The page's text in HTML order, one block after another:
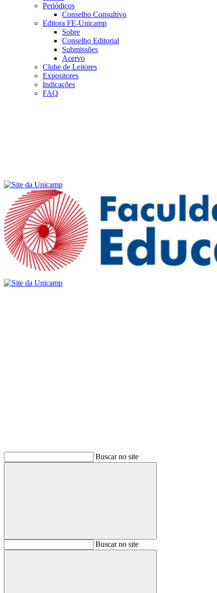
Periódicos
Conselho Consultivo
Editora FE-Unicamp
Sobre
Conselho Editorial
Submissões
Acervo
Clube de Leitores
Expositores
Indicações
FAQ
Buscar no site
BuscarBuscar no site